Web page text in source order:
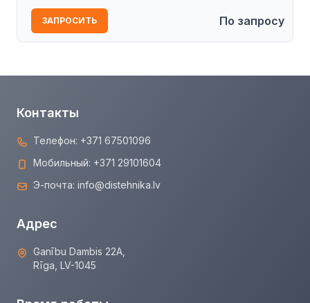
По запросу
ЗАПРОСИТЬ
Контакты
Телефон: +371 67501096
Мобильный: +371 29101604
Э-почта: info@distehnika.lv
Адрес
Ganību Dambis 22A,
Rīga, LV-1045